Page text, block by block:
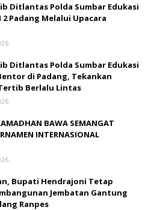
Ditlantas Polda Sumbar Edukasi
2 Padang Melalui Upacara
Ditlantas Polda Sumbar Edukasi
di Padang, Tekankan
Berlalu Lintas
BAWA SEMANGAT
INTERNASIONAL
Bupati Hendrajoni Tetap
Jembatan Gantung
Ranpes